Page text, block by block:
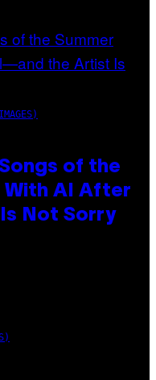
of the
With AI After
Not Sorry